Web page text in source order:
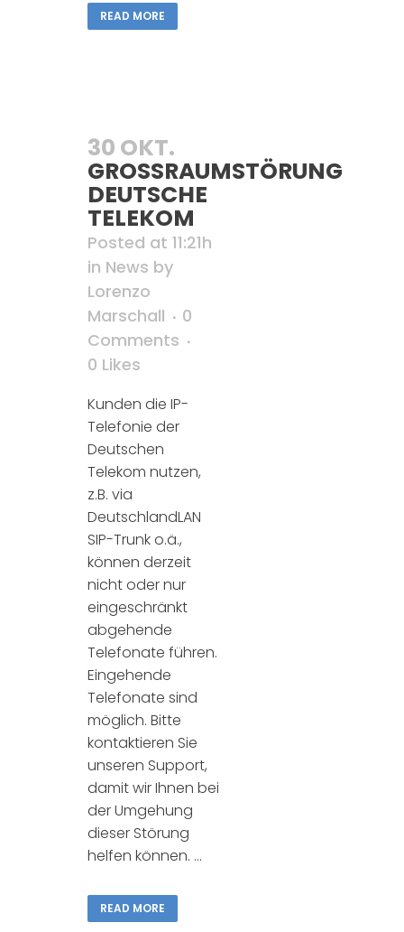
READ MORE
30 OKT.
GROSSRAUMSTÖRUNG D
EUTSCHE T
ELEKOM
Posted at 11:21h
in News by
Lorenzo
Marschall
0
Comments
0 Likes
Kunden die IP-
Telefonie der
Deutschen
Telekom nutzen,
z.B. via
DeutschlandLAN
SIP-Trunk o.ä.,
können derzeit
nicht oder nur
eingeschränkt
abgehende
Telefonate führen.
Eingehende
Telefonate sind
möglich. Bitte
kontaktieren Sie
unseren Support,
damit wir Ihnen bei
der Umgehung
dieser Störung
helfen können. ...
READ MORE